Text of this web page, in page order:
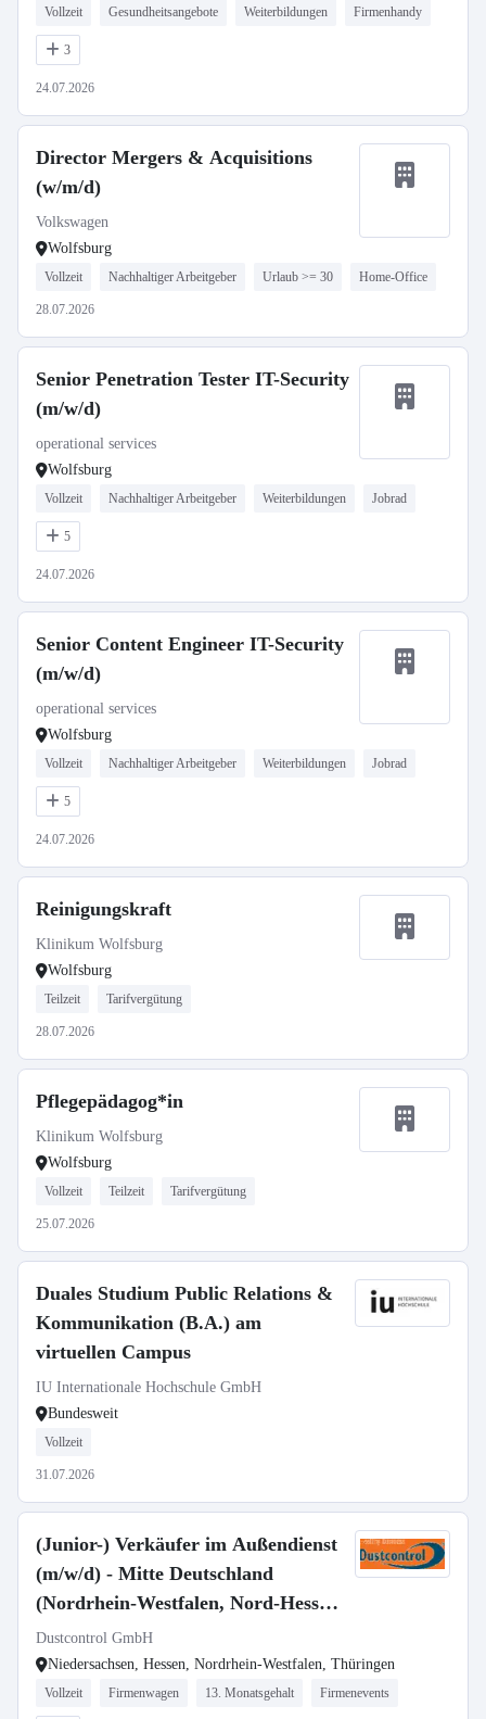
Vollzeit Gesundheitsangebote Weiterbildungen Firmenhandy
3
24.07.2026
Director Mergers & Acquisitions
(w/m/d)
Volkswagen
Wolfsburg
Vollzeit Nachhaltiger Arbeitgeber Urlaub >= 30 Home-Office
28.07.2026
Senior Penetration Tester IT-Security
(m/w/d)
operational services
Wolfsburg
Vollzeit Nachhaltiger Arbeitgeber Weiterbildungen Jobrad
5
24.07.2026
Senior Content Engineer IT-Security
(m/w/d)
operational services
Wolfsburg
Vollzeit Nachhaltiger Arbeitgeber Weiterbildungen Jobrad
5
24.07.2026
Reinigungskraft
Klinikum Wolfsburg
Wolfsburg
Teilzeit Tarifvergütung
28.07.2026
Pflegepädagog*in
Klinikum Wolfsburg
Wolfsburg
Vollzeit Teilzeit Tarifvergütung
25.07.2026
Duales Studium Public Relations &
Kommunikation (B.A.) am
virtuellen Campus
IU Internationale Hochschule GmbH
Bundesweit
Vollzeit
31.07.2026
(Junior-) Verkäufer im Außendienst
(m/w/d) - Mitte Deutschland
(Nordrhein-Westfalen, Nord-Hessen,
Thüringen, Sachsen)
Dustcontrol GmbH
Niedersachsen, Hessen, Nordrhein-Westfalen, Thüringen
Vollzeit Firmenwagen 13. Monatsgehalt Firmenevents